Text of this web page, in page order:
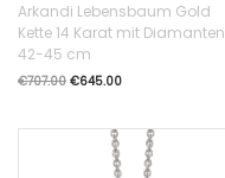
Arkandi Lebensbaum Gold
Kette 14 Karat mit Diamanten
42-45 cm
€707.00 €645.00